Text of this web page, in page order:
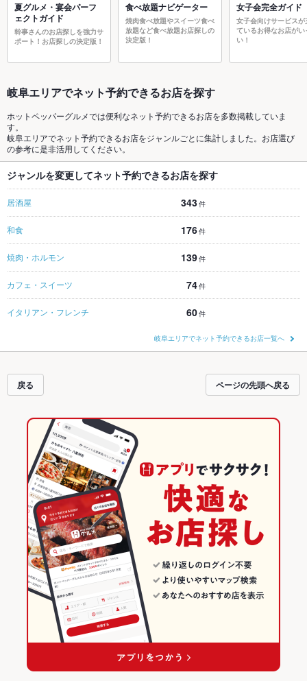
夏グルメ・宴会パーフ
ェクトガイド
幹事さんのお店探しを強力サ
ポート！お店探しの決定版！
食べ放題ナビゲーター
焼肉食べ放題やスイーツ食べ
放題など食べ放題お店探しの
決定版！
女子会完全ガイド
女子会向けサービスが
ているお得なお店がい
い！
岐阜エリアでネット予約できるお店を探す
ホットペッパーグルメでは便利なネット予約できるお店を多数掲載していま
す。
岐阜エリアでネット予約できるお店をジャンルごとに集計しました。お店選び
の参考に是非活用してください。
ジャンルを変更してネット予約できるお店を探す
居酒屋 343件
和食 176件
焼肉・ホルモン 139件
カフェ・スイーツ 74件
イタリアン・フレンチ 60件
岐阜エリアでネット予約できるお店一覧へ
戻る ページの先頭へ戻る